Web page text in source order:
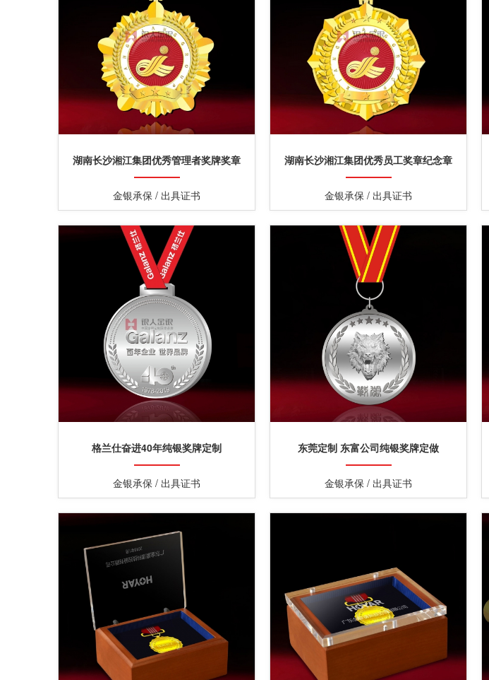
湖南长沙湘江集团优秀管理者奖牌奖章
金银承保 / 出具证书
湖南长沙湘江集团优秀员工奖章纪念章
金银承保 / 出具证书
格兰仕奋进40年纯银奖牌定制
金银承保 / 出具证书
东莞定制 东富公司纯银奖牌定做
金银承保 / 出具证书